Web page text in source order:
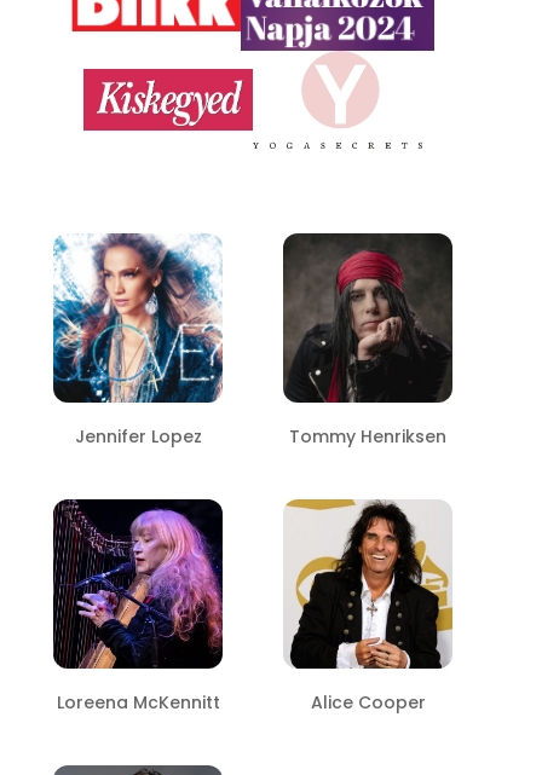
Jennifer Lopez Tommy Henriksen
Loreena McKennitt Alice Cooper